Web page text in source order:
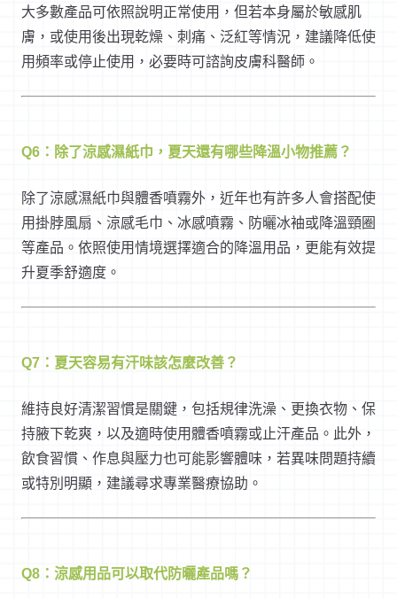
大多數產品可依照說明正常使用，但若本身屬於敏感肌
膚，或使用後出現乾燥、刺痛、泛紅等情況，建議降低使
用頻率或停止使用，必要時可諮詢皮膚科醫師。
Q6：除了涼感濕紙巾，夏天還有哪些降溫小物推薦？
除了涼感濕紙巾與體香噴霧外，近年也有許多人會搭配使
用掛脖風扇、涼感毛巾、冰感噴霧、防曬冰袖或降溫頸圈
等產品。依照使用情境選擇適合的降溫用品，更能有效提
升夏季舒適度。
Q7：夏天容易有汗味該怎麼改善？
維持良好清潔習慣是關鍵，包括規律洗澡、更換衣物、保
持腋下乾爽，以及適時使用體香噴霧或止汗產品。此外，
飲食習慣、作息與壓力也可能影響體味，若異味問題持續
或特別明顯，建議尋求專業醫療協助。
Q8：涼感用品可以取代防曬產品嗎？